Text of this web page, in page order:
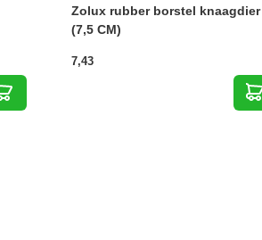
Zolux rubber borstel knaagdier
(7,5 CM)
7,43